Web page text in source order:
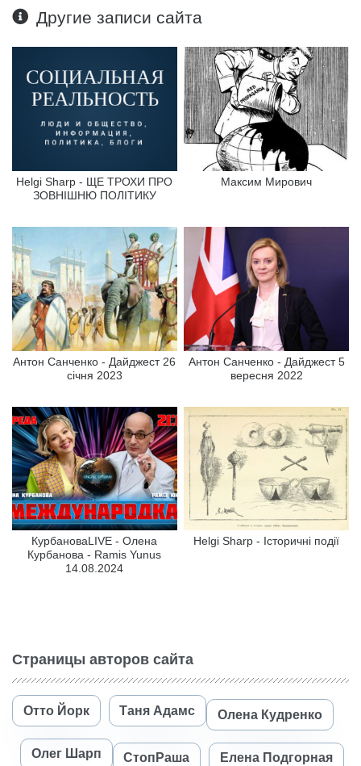
Другие записи сайта
Helgi Sharp - ЩЕ ТРОХИ ПРО
ЗОВНІШНЮ ПОЛІТИКУ
Максим Мирович
Антон Санченко - Дайджест 26
січня 2023
Антон Санченко - Дайджест 5
вересня 2022
КурбановаLIVE - Олена
Курбанова - Ramis Yunus
14.08.2024
Helgi Sharp - Історичні події
Страницы авторов сайта
Отто Йорк Таня Адамс Олена Кудренко
Олег Шарп СтопРаша Елена Подгорная